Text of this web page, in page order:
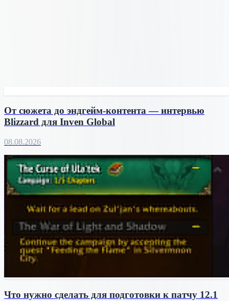
От сюжета до эндгейм-контента — интервью
Blizzard для Inven Global
08.08.2026
Что нужно сделать для подготовки к патчу 12.1